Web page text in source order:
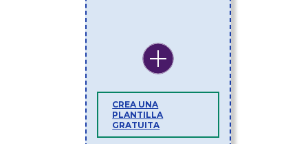
CREA UNA
PLANTILLA
GRATUITA